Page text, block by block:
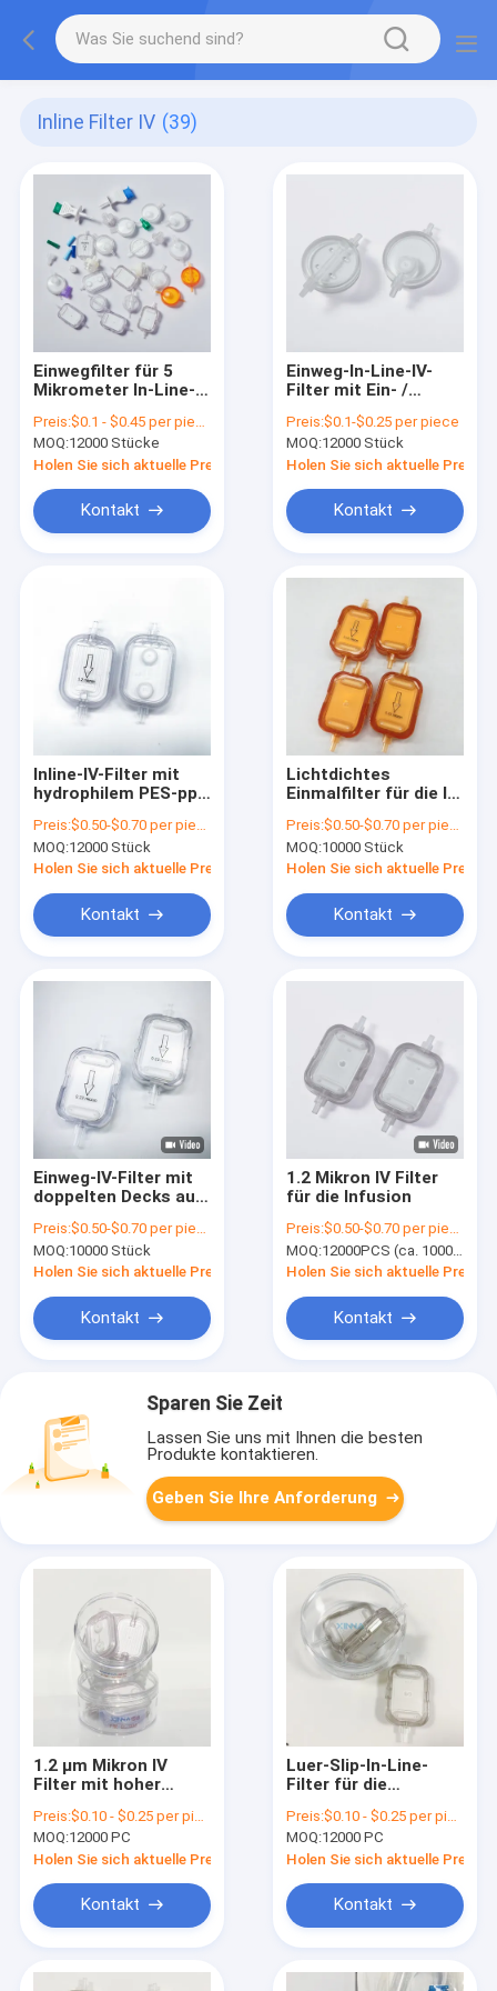
Inline Filter IV (39)
Einwegfilter für 5
Mikrometer In-Line-IV
Venenanschlüsse
Preis:$0.1 - $0.45 per piece
MOQ:12000 Stücke
Holen Sie sich aktuelle Preis
Kontakt
Einweg-In-Line-IV-
Filter mit Ein- /
für
Infusionsröhrchen
Preis:$0.1-$0.25 per piece
MOQ:12000 Stück
Holen Sie sich aktuelle Preis
Kontakt
Inline-IV-Filter mit
hydrophilem PES-pp
hydrophobem PTFE
0,45 μm
Preis:$0.50-$0.70 per piece
MOQ:12000 Stück
Holen Sie sich aktuelle Preis
Kontakt
Lichtdichtes
Einmalfilter für die IV-
hydrophilem PES 0,2
μm und hydrophobem
PTFE 0,2 μm
Preis:$0.50-$0.70 per piece
MOQ:10000 Stück
Holen Sie sich aktuelle Preis
Kontakt
Einweg-IV-Filter mit
doppelten Decks aus
hydrophobem PTFE
für eine höhere
Durchflussrate
Preis:$0.50-$0.70 per piece
MOQ:10000 Stück
Holen Sie sich aktuelle Preis
Kontakt
1.2 Mikron IV Filter
für die Infusion
Preis:$0.50-$0.70 per piece
MOQ:12000PCS (ca. 1000PCS pro Verpackung)
Holen Sie sich aktuelle Preis
Kontakt
Sparen Sie Zeit
Lassen Sie uns mit Ihnen die besten
Produkte kontaktieren.
Geben Sie Ihre Anforderung
1.2 μm Mikron IV
Filter mit hoher
Membranen und
Luftlüftung PTFE
Preis:$0.10 - $0.25 per piece
MOQ:12000 PC
Holen Sie sich aktuelle Preis
Kontakt
Luer-Slip-In-Line-
Filter für die
Preis:$0.10 - $0.25 per piece
MOQ:12000 PC
Holen Sie sich aktuelle Preis
Kontakt